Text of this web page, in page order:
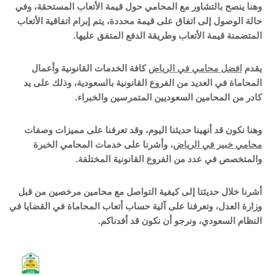
وهنا ينصح بالتشاور مع المحامي حول قيمة الأتعاب المستحقة، وفي
حالة الوصول إلى اتفاق على قيمة محددة، يتم إبرام اتفاقية الأتعاب
المتضمنة قيمة الأتعاب وطريقة الدفع المتفق عليها.
يقدم افضل محامي في الرياض كافة الخدمات القانونية وأعمال
المحاماة في العديد من الفروع القانونية بالسعودية، وذلك على يد
كادر من المحامين السعوديين المتمرسين والخبراء.
وهنا نكون قد أنهينا حديثنا اليوم، وقد تعرفنا على مميزات وصفات
محامي خبير في الرياض، وأشرنا على خدمات المحامي الخبرة
والمتخصص في عدد من الفروع القانونية المختلفة.
أشرنا خلال حديثتا إلى كيفية التواصل مع محامين مرخصين من قبل
وزارة العدل، وتعرفنا على آلية حساب أتعاب المحاماة في القضايا في
النظام السعودي، ونرجو أن نكون قد أفدناكم.